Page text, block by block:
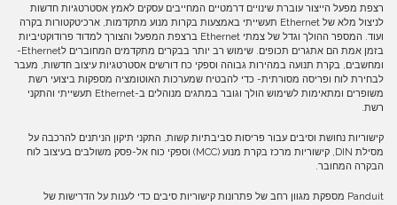
רצפת מפעל הייצור עוברת שינויים דרמטיים המחייבים עסקים לאמץ אסטרטגיות חדשות
לניצול מלא של Ethernet תעשייתי באמצעות בקרות מנוע מתקדמות, ארכיטקטורות בקרה
ועוד. המספר ההולך וגדל של צמתי Ethernet ברצפת המפעל והצורך למדוד פרודוקטיביות
בזמן אמת הם אתגרים תכופים. שימוש רב יותר בבקרים מתקדמים המחוברים לEthernet-
ומחשבים, בקרת תנועה במהירות גבוהה וספקי כח דורשים אסטרטגיות עיצוב חדשות, מעבר
לבחירת לוח ופריסה מסורתית- כדי להבטיח שמערכות האוטומציה מספקות ביצועי רשת
משופרים ומתאימות לשימוש הולך וגובר במתגים מנוהלים ב-Ethernet תעשייתי והתקני
רשת.
קישוריות נחושת וסיבים עבור פריסות סביבתיות קשות, התקני תיקון הניתנים להרכבה על
מסילת DIN, קישוריות מרכז בקרת מנוע (MCC) וספקי כוח אל-פסק משולבים בעיצוב לוח
הבקרה המחובר.
Panduit מספקת מגוון רחב של פתרונות קישוריות סיבים כדי לענות על הדרישות של